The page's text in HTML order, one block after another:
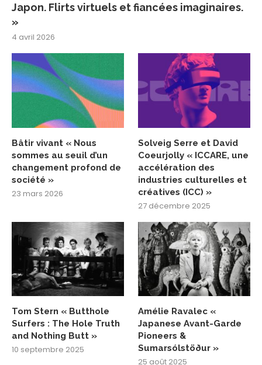
Japon. Flirts virtuels et fiancées imaginaires.
»
4 avril 2026
Bâtir vivant « Nous
sommes au seuil d’un
changement profond de
société »
23 mars 2026
Solveig Serre et David
Coeurjolly « ICCARE, une
accélération des
industries culturelles et
créatives (ICC) »
27 décembre 2025
Tom Stern « Butthole
Surfers : The Hole Truth
and Nothing Butt »
10 septembre 2025
Amélie Ravalec «
Japanese Avant-Garde
Pioneers &
Sumarsólstöður »
25 août 2025